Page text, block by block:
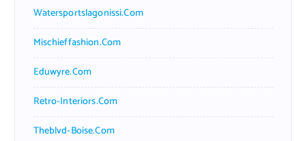
Watersportslagonissi.com
Mischieffashion.com
Eduwyre.com
Retro-Interiors.com
Theblvd-Boise.com